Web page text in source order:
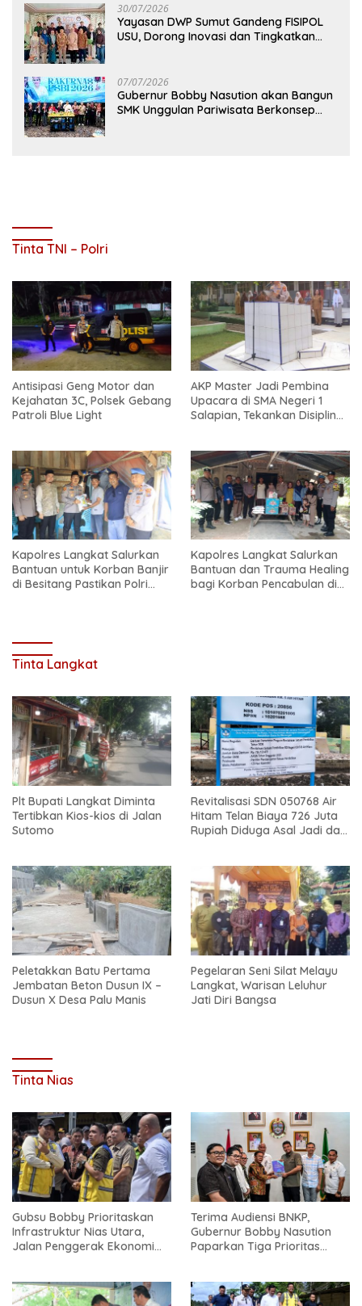
30/07/2026
Yayasan DWP Sumut Gandeng FISIPOL
USU, Dorong Inovasi dan Tingkatkan
07/07/2026
Gubernur Bobby Nasution akan Bangun
SMK Unggulan Pariwisata Berkonsep
Tinta TNI – Polri
Antisipasi Geng Motor dan
Kejahatan 3C, Polsek Gebang
Patroli Blue Light
AKP Master Jadi Pembina
Upacara di SMA Negeri 1
Salapian, Tekankan Disiplin
Kapolres Langkat Salurkan
Bantuan untuk Korban Banjir
di Besitang Pastikan Polri
Kapolres Langkat Salurkan
Bantuan dan Trauma Healing
bagi Korban Pencabulan di
Tinta Langkat
Plt Bupati Langkat Diminta
Tertibkan Kios-kios di Jalan
Sutomo
Revitalisasi SDN 050768 Air
Hitam Telan Biaya 726 Juta
Rupiah Diduga Asal Jadi dan
Peletakkan Batu Pertama
Jembatan Beton Dusun IX –
Dusun X Desa Palu Manis
Pegelaran Seni Silat Melayu
Langkat, Warisan Leluhur
Jati Diri Bangsa
Tinta Nias
Gubsu Bobby Prioritaskan
Infrastruktur Nias Utara,
Jalan Penggerak Ekonomi
Terima Audiensi BNKP,
Gubernur Bobby Nasution
Paparkan Tiga Prioritas